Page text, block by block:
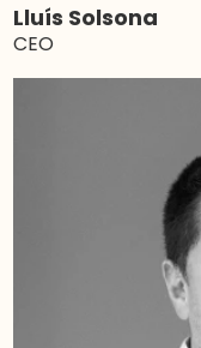
Lluís Solsona
CEO